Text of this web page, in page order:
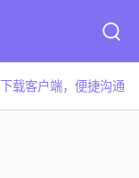
下载客户端，便捷沟通